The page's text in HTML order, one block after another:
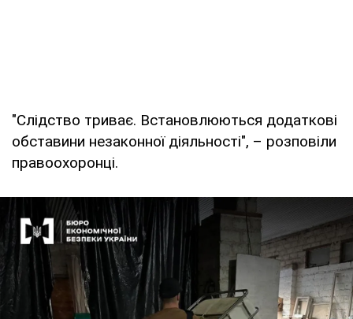
"Слідство триває. Встановлюються додаткові
обставини незаконної діяльності", – розповіли
правоохоронці.